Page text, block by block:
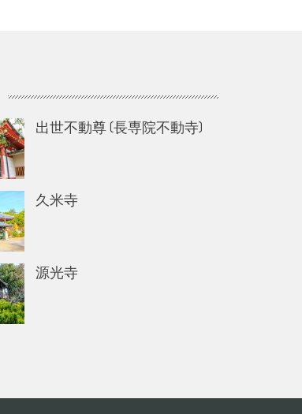
出世不動尊 (長専院不動寺)
久米寺
源光寺